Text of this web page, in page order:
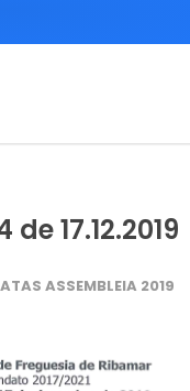
17.12.2019
ATAS ASSEMBLEIA 2019